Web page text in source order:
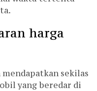
harga
sekilas
yang beredar di